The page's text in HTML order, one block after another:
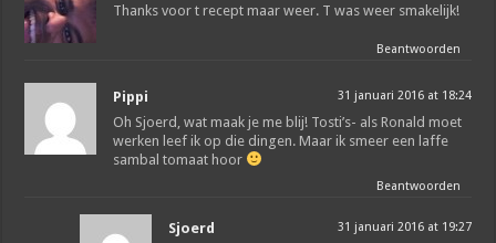
Thanks voor t recept maar weer. T was weer smakelijk!
Beantwoorden
Pippi 31 januari 2016 at 18:24
Oh Sjoerd, wat maak je me blij! Tosti’s- als Ronald moet
werken leef ik op die dingen. Maar ik smeer een laffe
sambal tomaat hoor
Beantwoorden
Sjoerd 31 januari 2016 at 19:27